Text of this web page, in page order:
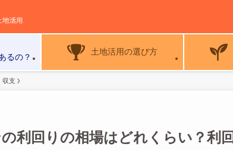
るの？
土地活用の選び方
収支
利回りの相場はどれくらい？利